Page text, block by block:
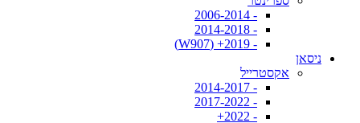
- 2006-2014
- 2014-2018
- 2019+ (W907)
ניסאן
אקסטרייל
- 2014-2017
- 2017-2022
- 2022+